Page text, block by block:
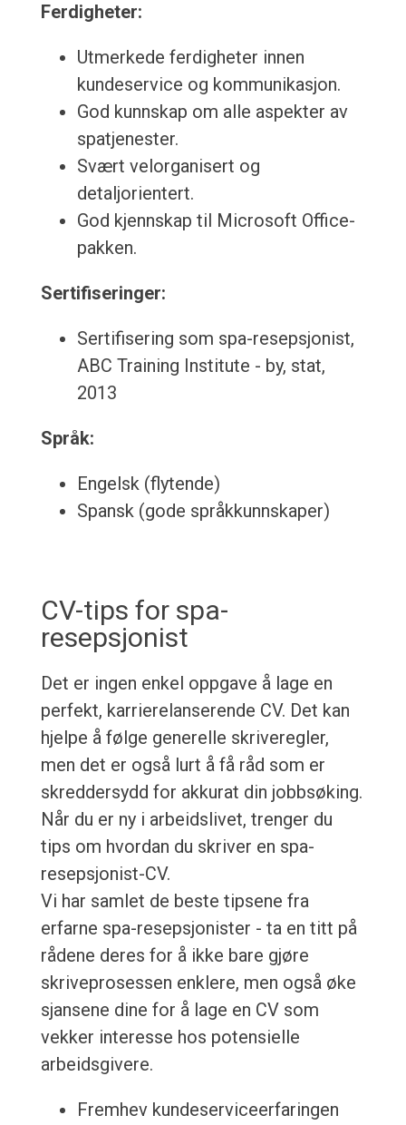
Ferdigheter:
Utmerkede ferdigheter innen
kundeservice og kommunikasjon.
God kunnskap om alle aspekter av
spatjenester.
Svært velorganisert og
detaljorientert.
God kjennskap til Microsoft Office-
pakken.
Sertifiseringer:
Sertifisering som spa-resepsjonist,
ABC Training Institute - by, stat,
2013
Språk:
Engelsk (flytende)
Spansk (gode språkkunnskaper)
CV-tips for spa-
resepsjonist
Det er ingen enkel oppgave å lage en
perfekt, karrierelanserende CV. Det kan
hjelpe å følge generelle skriveregler,
men det er også lurt å få råd som er
skreddersydd for akkurat din jobbsøking.
Når du er ny i arbeidslivet, trenger du
tips om hvordan du skriver en spa-
resepsjonist-CV.
Vi har samlet de beste tipsene fra
erfarne spa-resepsjonister - ta en titt på
rådene deres for å ikke bare gjøre
skriveprosessen enklere, men også øke
sjansene dine for å lage en CV som
vekker interesse hos potensielle
arbeidsgivere.
Fremhev kundeserviceerfaringen